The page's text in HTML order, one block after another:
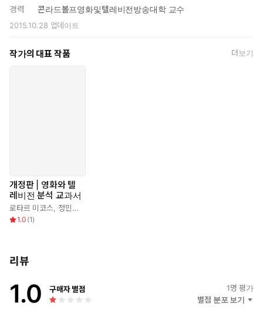
경력
콘라드볼프영화및텔레비전방송대학 교수
2015.10.28 업데이트
작가의 대표 작품 더보기
개정판 | 영화와 텔
레비전 분석 교과서
로타르 미코스 정민영
1.0 (1)
리뷰
1.0 구매자 별점 1명 평가
별점 분포 보기